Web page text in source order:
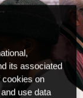
its associated
cookies on
use data